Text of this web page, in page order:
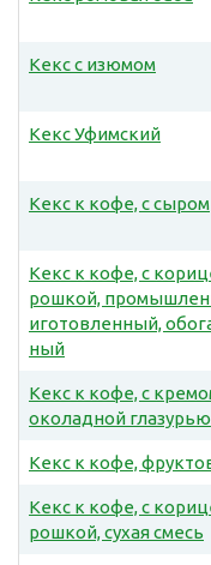
Кекс с изюмом
Кекс Уфимский
Кекс к кофе, с сыром
Кекс к кофе, с
рошкой,
иготовленный,
ный
Кекс к кофе, с
околадной глазурью
Кекс к кофе,
Кекс к кофе, с
рошкой, сухая смесь